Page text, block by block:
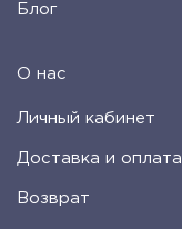
Блог
О нас
Личный кабинет
Доставка и оплата
Возврат